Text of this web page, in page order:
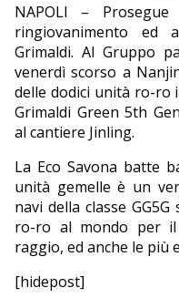
NAPOLI –
ringiovanimento ed
Grimaldi. Al Gruppo
venerdì scorso a
delle dodici unità ro-ro
Grimaldi Green 5th
al cantiere Jinling.
La Eco Savona batte
unità gemelle è un
navi della classe
ro-ro al mondo per
raggio, ed anche le più
[hidepost]